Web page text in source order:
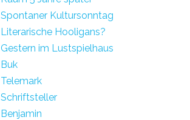
Spontaner Kultursonntag
Literarische Hooligans?
Gestern im Lustspielhaus
Buk
Telemark
Schriftsteller
Benjamin